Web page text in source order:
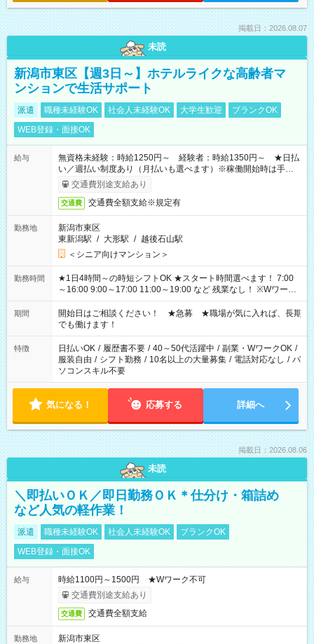
掲載日：2026.08.07
未読
新潟市東区【週3日～】ホテルライクな高齢者マ
ンションで生活サポート
派遣 職種未経験OK 社会人未経験OK 大学生歓迎
ブランクOK
WEB登録・面接OK
給与
無資格未経験：時給1250円～ 経験者：時給1350円～ ★日払
い／週払い制度あり（月払いも選べます）※稼働開始時は手続き
完了次第のお支払いとなります。
交通費別途支給あり
交通費 交通費全額支給※規定有
勤務地
新潟市東区
東新潟駅 / 大形駅 / 越後石山駅
＜シニア向けマンション＞
勤務時間
★1日4時間～の時短シフトOK ★スタート時間選べます！ 7:00
～16:00 9:00～17:00 11:00～19:00 など 残業なし！ ※Wワーク
の場合、他のお仕事と合わせ週40時間超の就業はご案内できま
せん ※法令に基づき、週20時間以上勤務は社会保険への加入対
象となります ※労働者派遣法（日雇い派遣の原則禁止）によ
り、短時間・短期間の就業はご案内が難しい場合があります
期間
開始日はご相談ください！ ★急募 ★職場が気に入れば、長期
でも働けます！
特徴 日払いOK / 履歴書不要 / 40～50代活躍中 / 副業・WワークOK /
服装自由 / シフト勤務 / 10名以上の大量募集 / 電話対応なし / パ
ソコンスキル不要
気になる！ 応募する 詳細へ
掲載日：2026.08.06
未読
＼即払いＯＫ／即日勤務ＯＫ＊仕分け・箱詰め
など人気の軽作業！
派遣 職種未経験OK 社会人未経験OK
ブランクOK
WEB登録・面接OK
給与
時給1100円～1500円 ★Wワーク不可
交通費別途支給あり
交通費 交通費全額支給
勤務地
新潟市東区